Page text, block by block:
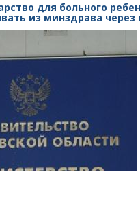
для больного
из минздрава через